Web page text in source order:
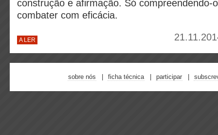
construção e afirmação. Só compreendendo-
combater com eficácia.
A LER
sobre nós ficha técnica participar